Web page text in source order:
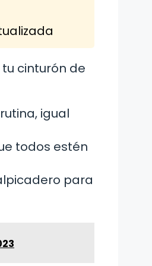
cinturón de
igual
todos estén
para